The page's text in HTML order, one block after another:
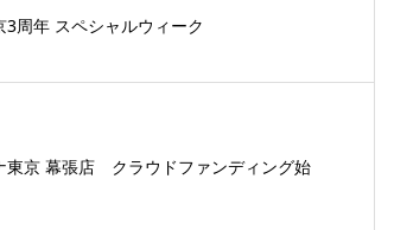
3周年 スペシャルウィーク
東京 幕張店 クラウドファンディング始